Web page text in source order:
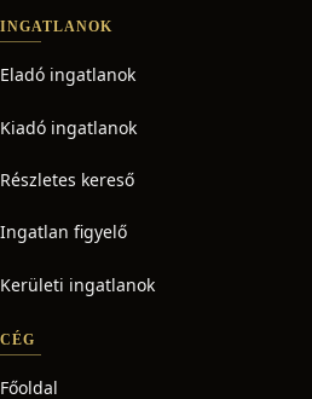
INGATLANOK
Eladó ingatlanok
Kiadó ingatlanok
Részletes kereső
Ingatlan figyelő
Kerületi ingatlanok
CÉG
Főoldal